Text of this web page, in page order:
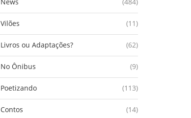
Vilões (11)
Livros ou Adaptações? (62)
No Ônibus (9)
Poetizando (113)
Contos (14)